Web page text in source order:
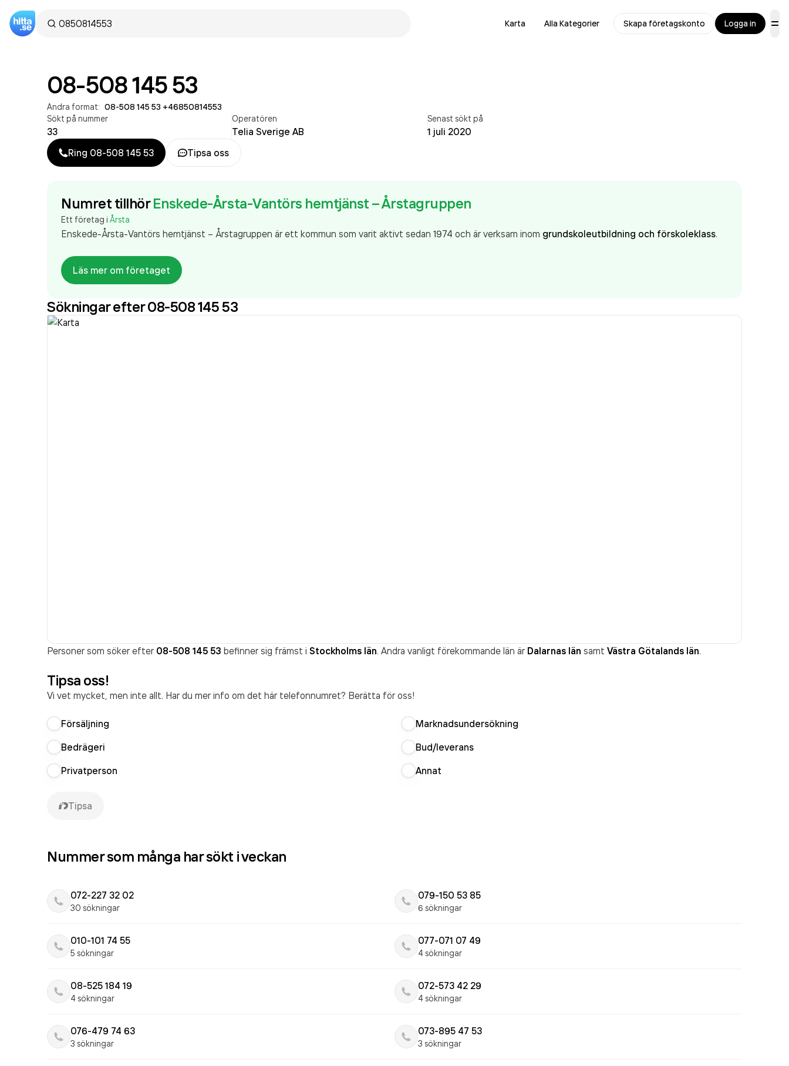
Karta Alla Kategorier Skapa företagskonto Logga in
08-508 145 53
Andra format: 08-508 145 53 +46850814553
Sökt på nummer
33
Operatören
Telia Sverige AB
Senast sökt på
1 juli 2020
Ring 08-508 145 53 Tipsa oss
Numret tillhör Enskede-Årsta-Vantörs hemtjänst – Årstagruppen
Ett företag i Årsta
Enskede-Årsta-Vantörs hemtjänst – Årstagruppen är ett kommun som varit aktivt sedan 1974 och är verksam inom grundskoleutbildning och förskoleklass.
Läs mer om företaget
Sökningar efter 08-508 145 53
Personer som söker efter 08-508 145 53 befinner sig främst i Stockholms län. Andra vanligt förekommande län är Dalarnas län samt Västra Götalands län.
Tipsa oss!
Vi vet mycket, men inte allt. Har du mer info om det här telefonnumret? Berätta för oss!
Försäljning
Marknadsundersökning
Bedrägeri
Bud/leverans
Privatperson
Annat
Tipsa
Nummer som många har sökt i veckan
072-227 32 02
30 sökningar
079-150 53 85
6 sökningar
010-101 74 55
5 sökningar
077-071 07 49
4 sökningar
08-525 184 19
4 sökningar
072-573 42 29
4 sökningar
076-479 74 63
3 sökningar
073-895 47 53
3 sökningar